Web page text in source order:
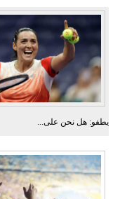
يطفو: هل نحن على...